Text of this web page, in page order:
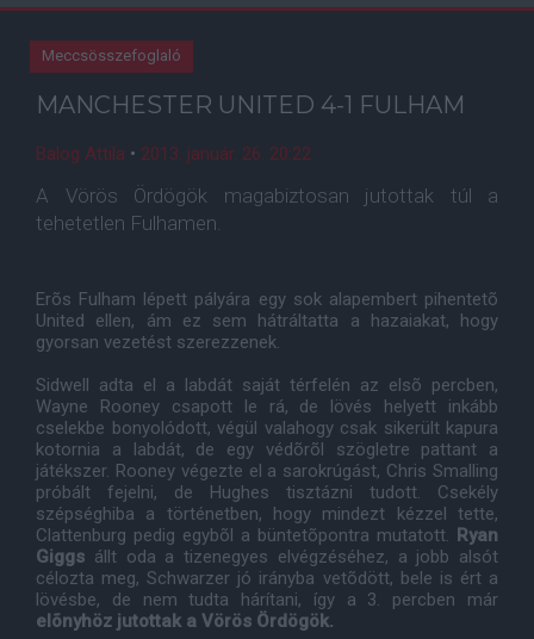
Meccsösszefoglaló
MANCHESTER UNITED 4-1 FULHAM
Balog Attila • 2013. január. 26. 20:22
A Vörös Ördögök magabiztosan jutottak túl a
tehetetlen Fulhamen.
Erõs Fulham lépett pályára egy sok alapembert pihentetõ
United ellen, ám ez sem hátráltatta a hazaiakat, hogy
gyorsan vezetést szerezzenek.
Sidwell adta el a labdát saját térfelén az elsõ percben,
Wayne Rooney csapott le rá, de lövés helyett inkább
cselekbe bonyolódott, végül valahogy csak sikerült kapura
kotornia a labdát, de egy védõrõl szögletre pattant a
játékszer. Rooney végezte el a sarokrúgást, Chris Smalling
próbált fejelni, de Hughes tisztázni tudott. Csekély
szépséghiba a történetben, hogy mindezt kézzel tette,
Clattenburg pedig egybõl a büntetõpontra mutatott. Ryan
Giggs állt oda a tizenegyes elvégzéséhez, a jobb alsót
célozta meg, Schwarzer jó irányba vetõdött, bele is ért a
lövésbe, de nem tudta hárítani, így a 3. percben már
elõnyhöz jutottak a Vörös Ördögök.